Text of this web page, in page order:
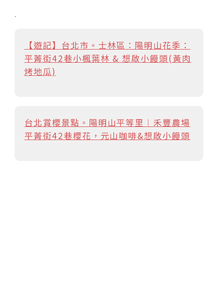
.
【遊記】台北市。士林區：陽明山花季：
平菁街42巷小楓葉林 & 想啟小饅頭(黃肉
烤地瓜)
台北賞櫻景點。陽明山平等里︱禾豐農場
平菁街42巷櫻花，元山咖啡&想啟小饅頭